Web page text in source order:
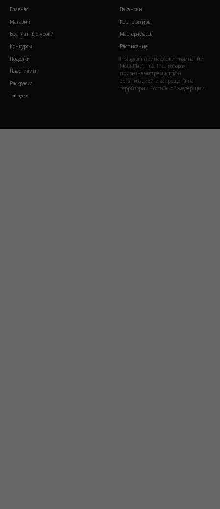
Главная
Магазин
Бесплатные уроки
Конкурсы
Поделки
Пластилин
Раскраски
Загадки
Вакансии
Корпоративы
Мастер-классы
Расписание
Instagram принадлежит компании
Meta Platforms, Inc., которая
признана экстремистской
организацией и запрещена на
территории Российской Федерации.